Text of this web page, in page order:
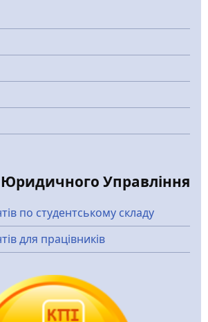
Управління
по студентському складу
для працівників